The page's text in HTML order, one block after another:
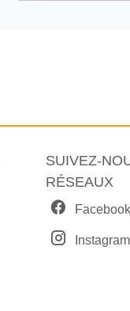
SUIVEZ-
RÉSEAUX
Facebook
Instagram